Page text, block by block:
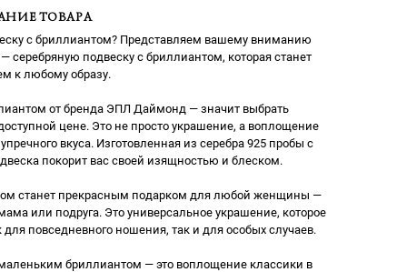
ТОВАРА
с бриллиантом? Представляем вашему вниманию
серебряную подвеску с бриллиантом, которая станет
к любому образу.
от бренда ЭПЛ Даймонд — значит выбрать
цене. Это не просто украшение, а воплощение
вкуса. Изготовленная из серебра 925 пробы с
покорит вас своей изящностью и блеском.
станет прекрасным подарком для любой женщины —
или подруга. Это универсальное украшение, которое
повседневного ношения, так и для особых случаев.
бриллиантом — это воплощение классики в